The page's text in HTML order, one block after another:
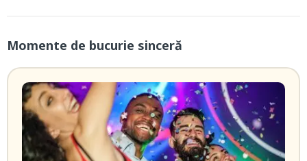
Momente de bucurie sinceră